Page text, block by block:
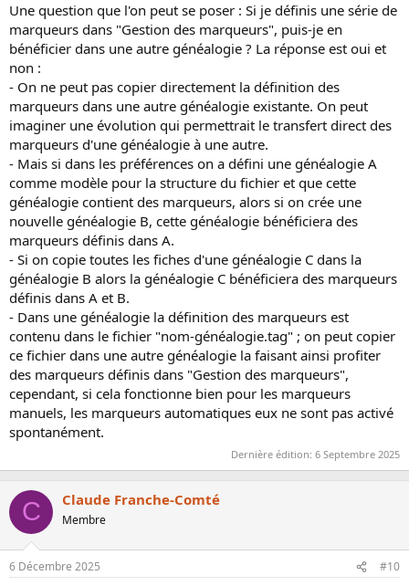
Une question que l'on peut se poser : Si je définis une série de
marqueurs dans "Gestion des marqueurs", puis-je en
bénéficier dans une autre généalogie ? La réponse est oui et
non :
- On ne peut pas copier directement la définition des
marqueurs dans une autre généalogie existante. On peut
imaginer une évolution qui permettrait le transfert direct des
marqueurs d'une généalogie à une autre.
- Mais si dans les préférences on a défini une généalogie A
comme modèle pour la structure du fichier et que cette
généalogie contient des marqueurs, alors si on crée une
nouvelle généalogie B, cette généalogie bénéficiera des
marqueurs définis dans A.
- Si on copie toutes les fiches d'une généalogie C dans la
généalogie B alors la généalogie C bénéficiera des marqueurs
définis dans A et B.
- Dans une généalogie la définition des marqueurs est
contenu dans le fichier "nom-généalogie.tag" ; on peut copier
ce fichier dans une autre généalogie la faisant ainsi profiter
des marqueurs définis dans "Gestion des marqueurs",
cependant, si cela fonctionne bien pour les marqueurs
manuels, les marqueurs automatiques eux ne sont pas activé
spontanément.
Dernière édition: 6 Septembre 2025
C Claude Franche-Comté
Membre
6 Décembre 2025 #10